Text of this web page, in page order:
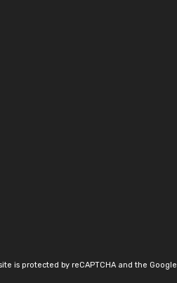
is protected by reCAPTCHA and the Google